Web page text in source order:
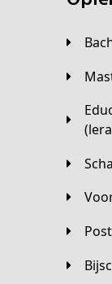
Educatieve master